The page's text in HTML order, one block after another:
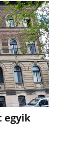
egyik